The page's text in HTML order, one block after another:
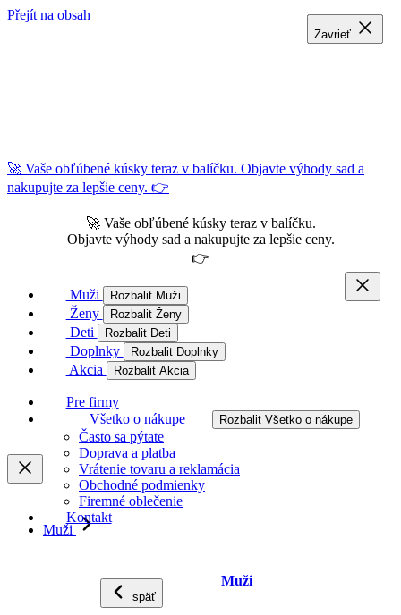
Přejít na obsah
🚀 Vaše obľúbené kúsky teraz v balíčku. Objavte výhody sad a
nakupujte za lepšie ceny. 👉
🚀 Vaše obľúbené kúsky teraz v balíčku.
Objavte výhody sad a nakupujte za lepšie ceny.
👉
Muži Rozbalit Muži
Ženy Rozbalit Ženy
Deti Rozbalit Deti
Doplnky Rozbalit Doplnky
Akcia Rozbalit Akcia
Pre firmy
Všetko o nákupe
Rozbalit Všetko o nákupe
Často sa pýtate
Doprava a platba
Vrátenie tovaru a reklamácia
Obchodné podmienky
Firemné oblečenie
Kontakt
Muži
späť
Muži
Zavrieť
Zavrieť
Zavrieť